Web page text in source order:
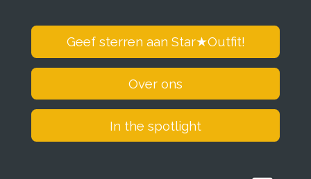
Geef sterren aan Star★Outfit!
Over ons
In the spotlight